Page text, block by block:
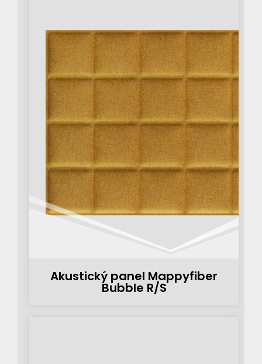
Akustický panel Mappyfiber
Bubble R/S